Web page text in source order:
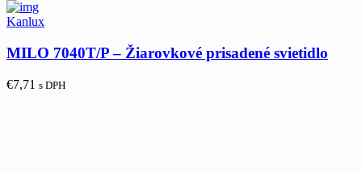
Kanlux
MILO 7040T/P – Žiarovkové prisadené svietidlo
€7,71 s DPH